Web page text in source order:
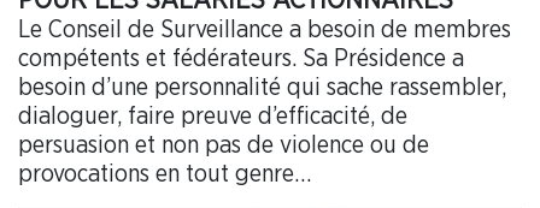
Le Conseil de Surveillance a besoin de membres
compétents et fédérateurs. Sa Présidence a
besoin d’une personnalité qui sache rassembler,
dialoguer, faire preuve d’efficacité, de
persuasion et non pas de violence ou de
provocations en tout genre…